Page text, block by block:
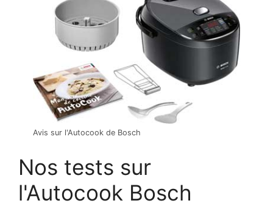
Avis sur l'Autocook de Bosch
Nos tests sur
l'Autocook Bosch